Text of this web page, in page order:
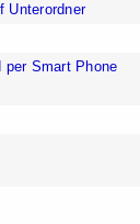
Unterordner
per Smart Phone